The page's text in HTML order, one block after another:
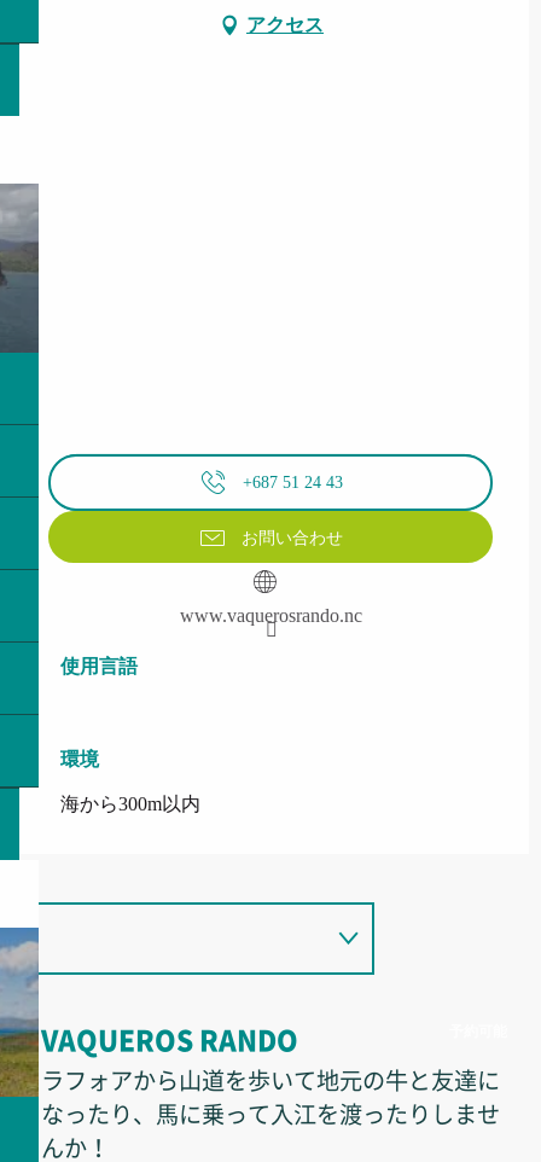
アクセス
+687 51 24 43
お問い合わせ
www.vaquerosrando.nc
使用言語
使用言語
環境
環境
海から300m以内
VAQUEROS RANDO
ラフォアから山道を歩いて地元の牛と友達に
なったり、馬に乗って入江を渡ったりしませ
んか！